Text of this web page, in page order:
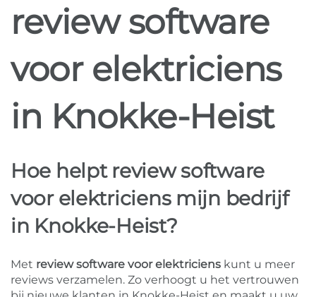
review software
voor elektriciens
in Knokke-Heist
Hoe helpt review software
voor elektriciens mijn bedrijf
in Knokke-Heist?
Met review software voor elektriciens kunt u meer
reviews verzamelen. Zo verhoogt u het vertrouwen